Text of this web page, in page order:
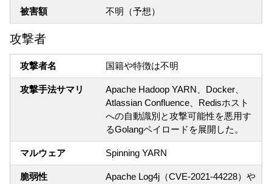
被害額 不明（予想）
攻撃者
攻撃者名 国籍や特徴は不明
攻撃手法サマリ
Apache Hadoop YARN、Docker、
Atlassian Confluence、Redisホスト
への自動識別と攻撃可能性を悪用す
るGolangペイロードを展開した。
マルウェア Spinning YARN
脆弱性
Apache Log4j（CVE-2021-44228）や